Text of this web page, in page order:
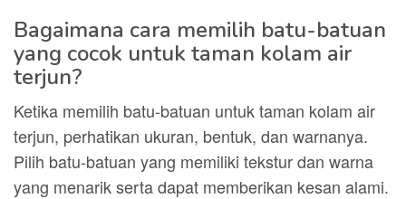
Bagaimana cara memilih batu-batuan
yang cocok untuk taman kolam air
terjun?
Ketika memilih batu-batuan untuk taman kolam air
terjun, perhatikan ukuran, bentuk, dan warnanya.
Pilih batu-batuan yang memiliki tekstur dan warna
yang menarik serta dapat memberikan kesan alami.